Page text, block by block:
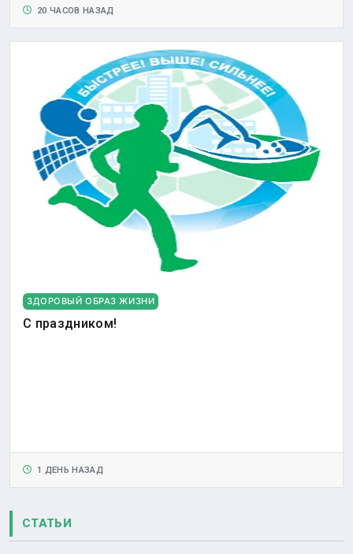
20 ЧАСОВ НАЗАД
ЗДОРОВЫЙ ОБРАЗ ЖИЗНИ
С праздником!
1 ДЕНЬ НАЗАД
СТАТЬИ